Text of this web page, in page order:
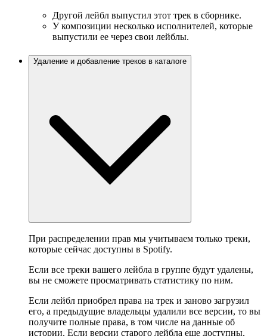
Другой лейбл выпустил этот трек в сборнике.
У композиции несколько исполнителей, которые
выпустили ее через свои лейблы.
Удаление и добавление треков в каталоге
При распределении прав мы учитываем только треки,
которые сейчас доступны в Spotify.
Если все треки вашего лейбла в группе будут удалены,
вы не сможете просматривать статистику по ним.
Если лейбл приобрел права на трек и заново загрузил
его, а предыдущие владельцы удалили все версии, то вы
получите полные права, в том числе на данные об
истории. Если версии старого лейбла еще доступны,